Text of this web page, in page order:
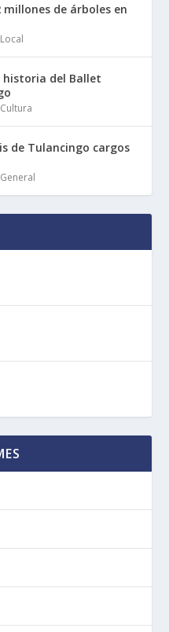
de árboles en
Local
historia del Ballet
Cultura
de Tulancingo cargos
General